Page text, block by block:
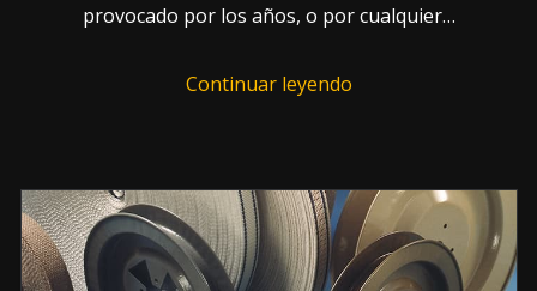
provocado por los años, o por cualquier…
Continuar leyendo